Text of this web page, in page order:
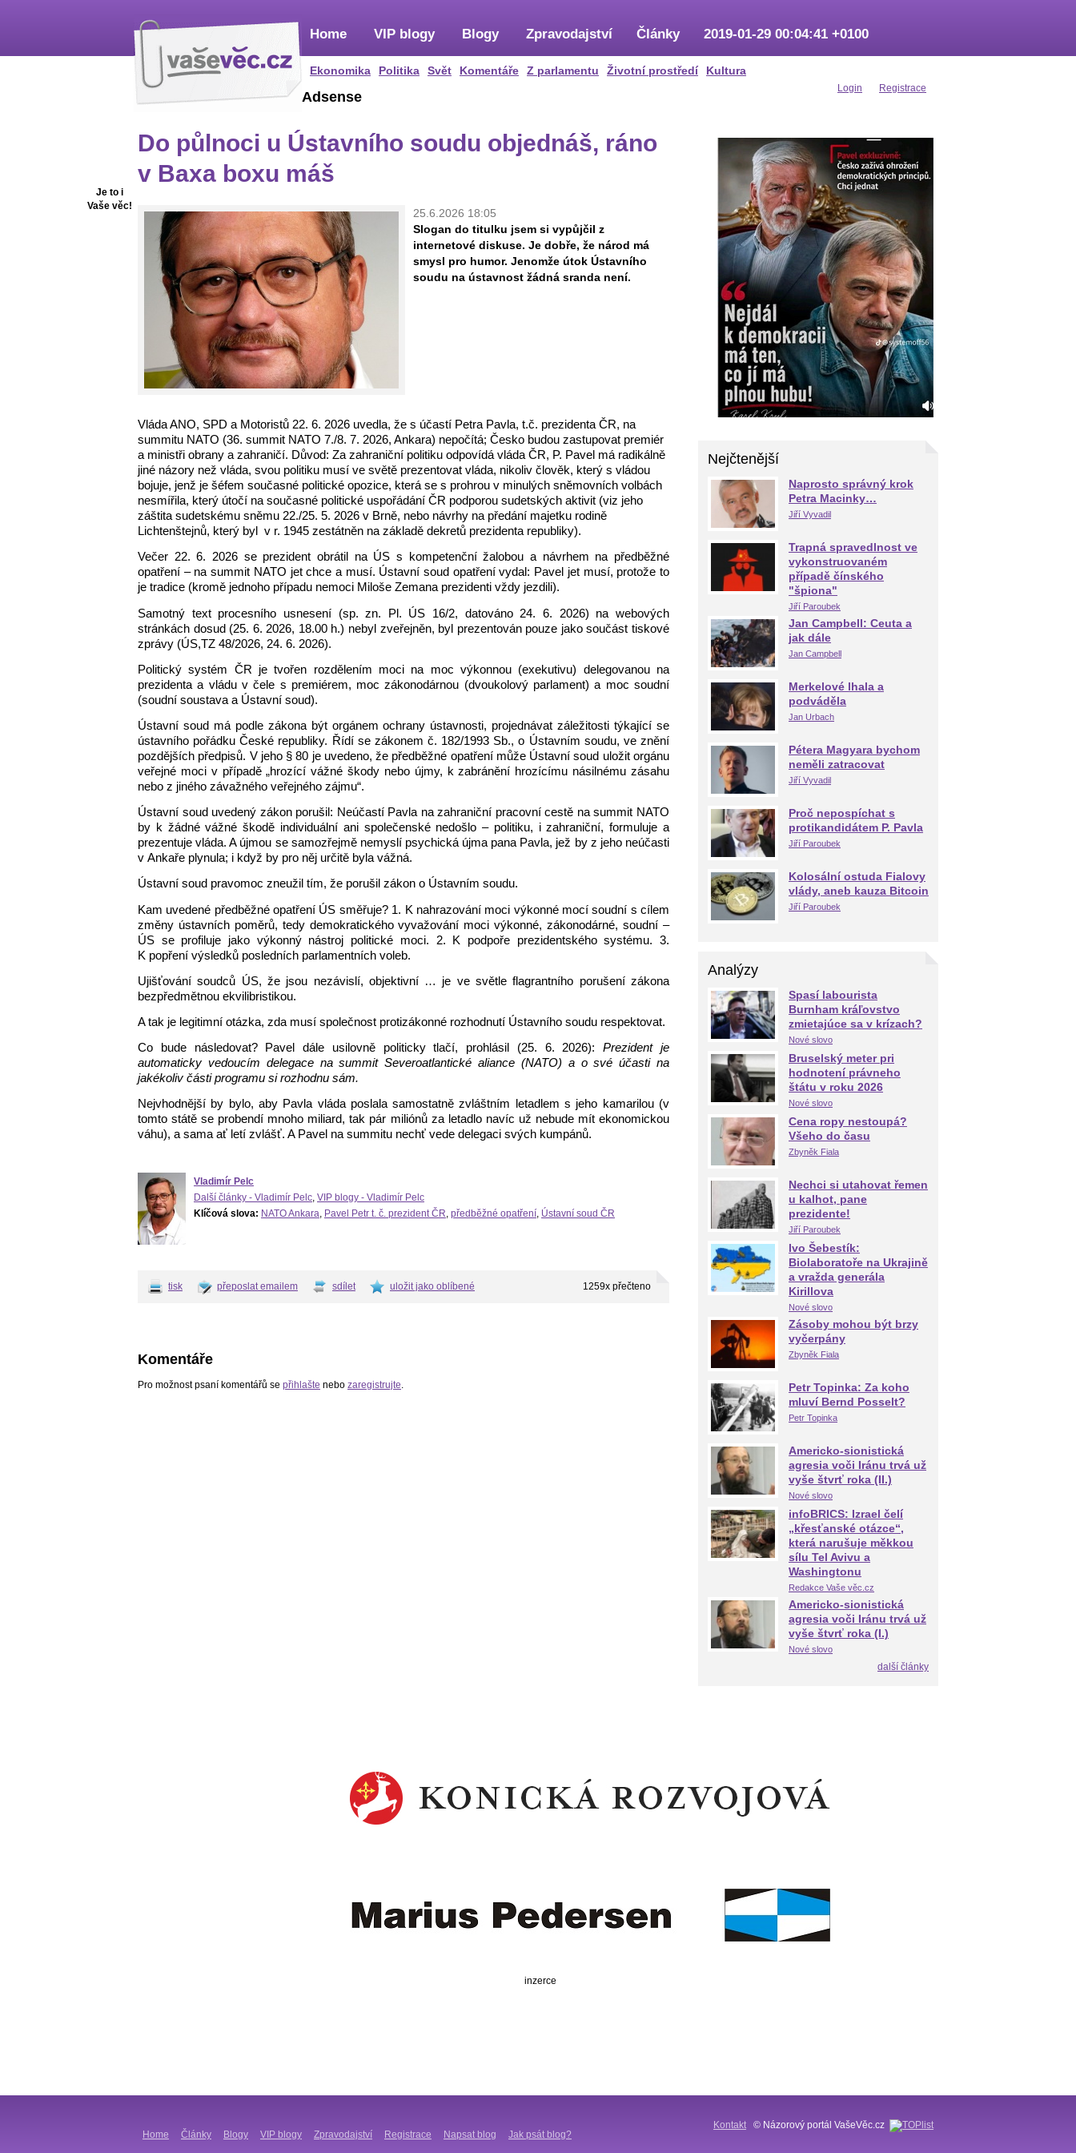
Home
Ekonomika Politika Svět Komentáře Z parlamentu Životní prostředí Kultura
VIP blogy Blogy Zpravodajství Články 2019-01-29 00:04:41 +0100
Login Registrace
Je to i
Vaše věc!
Adsense
Do půlnoci u Ústavního soudu objednáš, ráno
v Baxa boxu máš
25.6.2026 18:05
Slogan do titulku jsem si vypůjčil z
internetové diskuse. Je dobře, že národ má
smysl pro humor. Jenomže útok Ústavního
soudu na ústavnost žádná sranda není.
Vláda ANO, SPD a Motoristů 22. 6. 2026 uvedla, že s účastí Petra Pavla, t.č. prezidenta ČR, na
summitu NATO (36. summit NATO 7./8. 7. 2026, Ankara) nepočítá; Česko budou zastupovat premiér
a ministři obrany a zahraničí. Důvod: Za zahraniční politiku odpovídá vláda ČR, P. Pavel má radikálně
jiné názory než vláda, svou politiku musí ve světě prezentovat vláda, nikoliv člověk, který s vládou
bojuje, jenž je šéfem současné politické opozice, která se s prohrou v minulých sněmovních volbách
nesmířila, který útočí na současné politické uspořádání ČR podporou sudetských aktivit (viz jeho
záštita sudetskému sněmu 22./25. 5. 2026 v Brně, nebo návrhy na předání majetku rodině
Lichtenštejnů, který byl
v r. 1945 zestátněn na základě dekretů prezidenta republiky).
Večer 22. 6. 2026 se prezident obrátil na ÚS s kompetenční žalobou a návrhem na předběžné
opatření ‒ na summit NATO jet chce a musí. Ústavní soud opatření vydal: Pavel jet musí, protože to
je tradice (kromě jednoho případu nemoci Miloše Zemana prezidenti vždy jezdili).
Samotný text procesního usnesení (sp. zn. Pl. ÚS 16/2, datováno 24. 6. 2026) na webových
stránkách dosud (25. 6. 2026, 18.00 h.) nebyl zveřejněn, byl prezentován pouze jako součást tiskové
zprávy (ÚS,TZ 48/2026, 24. 6. 2026).
Politický systém ČR je tvořen rozdělením moci na moc výkonnou (exekutivu) delegovanou na
prezidenta a vládu v čele s premiérem, moc zákonodárnou (dvoukolový parlament) a moc soudní
(soudní soustava a Ústavní soud).
Ústavní soud má podle zákona být orgánem ochrany ústavnosti, projednávat záležitosti týkající se
ústavního pořádku České republiky. Řídí se zákonem č. 182/1993 Sb., o Ústavním soudu, ve znění
pozdějších předpisů. V jeho § 80 je uvedeno, že předběžné opatření může Ústavní soud uložit orgánu
veřejné moci v případě „hrozící vážné škody nebo újmy, k zabránění hrozícímu násilnému zásahu
nebo z jiného závažného veřejného zájmu“.
Ústavní soud uvedený zákon porušil: Neúčastí Pavla na zahraniční pracovní cestě na summit NATO
by k žádné vážné škodě individuální ani společenské nedošlo ‒ politiku, i zahraniční, formuluje a
prezentuje vláda. A újmou se samozřejmě nemyslí psychická újma pana Pavla, jež by z jeho neúčasti
v Ankaře plynula; i když by pro něj určitě byla vážná.
Ústavní soud pravomoc zneužil tím, že porušil zákon o Ústavním soudu.
Kam uvedené předběžné opatření ÚS směřuje? 1. K nahrazování moci výkonné mocí soudní s cílem
změny ústavních poměrů, tedy demokratického vyvažování moci výkonné, zákonodárné, soudní ‒
ÚS se profiluje jako výkonný nástroj politické moci. 2. K podpoře prezidentského systému. 3.
K popření výsledků posledních parlamentních voleb.
Ujišťování soudců ÚS, že jsou nezávislí, objektivní … je ve světle flagrantního porušení zákona
bezpředmětnou ekvilibristikou.
A tak je legitimní otázka, zda musí společnost protizákonné rozhodnutí Ústavního soudu respektovat.
Co bude následovat? Pavel dále usilovně politicky tlačí, prohlásil (25. 6. 2026):Prezident je
automaticky vedoucím delegace na summit Severoatlantické aliance (NATO) a o své účasti na
jakékoliv části programu si rozhodnu sám.
Nejvhodnější by bylo, aby Pavla vláda poslala samostatně zvláštním letadlem s jeho kamarilou (v
tomto státě se probendí mnoho miliard, tak pár miliónů za letadlo navíc už nebude mít ekonomickou
váhu), a sama ať letí zvlášť. A Pavel na summitu nechť vede delegaci svých kumpánů.
Vladimír Pelc
Další články - Vladimír Pelc, VIP blogy - Vladimír Pelc
Klíčová slova: NATO Ankara, Pavel Petr t. č. prezident ČR, předběžné opatření, Ústavní soud ČR
tisk přeposlat emailem sdílet uložit jako oblíbené 1259x přečteno
Komentáře
Pro možnost psaní komentářů se přihlašte nebo zaregistrujte.
Nejčtenější
Naprosto správný krok
Petra Macinky…
Jiří Vyvadil
Trapná spravedlnost ve
vykonstruovaném
případě čínského
"špiona"
Jiří Paroubek
Jan Campbell: Ceuta a
jak dále
Jan Campbell
Merkelové lhala a
podváděla
Jan Urbach
Pétera Magyara bychom
neměli zatracovat
Jiří Vyvadil
Proč nepospíchat s
protikandidátem P. Pavla
Jiří Paroubek
Kolosální ostuda Fialovy
vlády, aneb kauza Bitcoin
Jiří Paroubek
Analýzy
Spasí labourista
Burnham kráľovstvo
zmietajúce sa v krízach?
Nové slovo
Bruselský meter pri
hodnotení právneho
štátu v roku 2026
Nové slovo
Cena ropy nestoupá?
Všeho do času
Zbyněk Fiala
Nechci si utahovat řemen
u kalhot, pane
prezidente!
Jiří Paroubek
Ivo Šebestík:
Biolaboratoře na Ukrajině
a vražda generála
Kirillova
Nové slovo
Zásoby mohou být brzy
vyčerpány
Zbyněk Fiala
Petr Topinka: Za koho
mluví Bernd Posselt?
Petr Topinka
Americko-sionistická
agresia voči Iránu trvá už
vyše štvrť roka (II.)
Nové slovo
infoBRICS: Izrael čelí
„křesťanské otázce“,
která narušuje měkkou
sílu Tel Avivu a
Washingtonu
Redakce Vaše věc.cz
Americko-sionistická
agresia voči Iránu trvá už
vyše štvrť roka (I.)
Nové slovo
další články
inzerce
Home Články Blogy VIP blogy Zpravodajství Registrace Napsat blog Jak psát blog?
Kontakt © Názorový portál VašeVěc.cz